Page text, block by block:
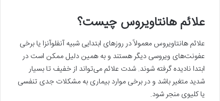
علائم هانتاویروس چیست؟
علائم هانتاویروس معمولاً در روزهای ابتدایی شبیه آنفلوآنزا یا برخی
عفونت‌های ویروسی دیگر هستند و به همین دلیل ممکن است در
ابتدا نادیده گرفته شوند. شدت علائم می‌تواند از خفیف تا بسیار
شدید متغیر باشد و در برخی موارد بیماری به مشکلات جدی تنفسی
یا کلیوی منجر شود.